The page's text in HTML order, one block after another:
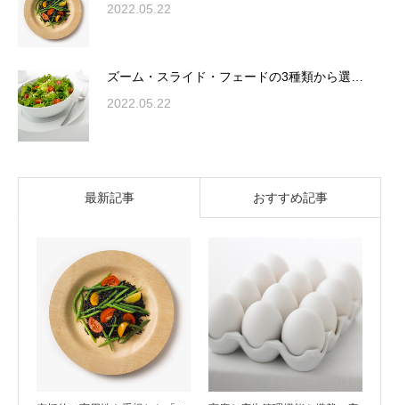
2022.05.22
ズーム・スライド・フェードの3種類から選…
2022.05.22
最新記事 おすすめ記事